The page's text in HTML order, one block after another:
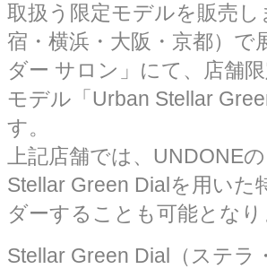
取扱う限定モデルを販売
宿・横浜・大阪・京都）
ダー サロン」にて、店舗
モデル「Urban Stellar
す。
上記店舗では、UNDONE
Stellar Green Dialを用い
ダーすることも可能とな
Stellar Green Dial（ステラ